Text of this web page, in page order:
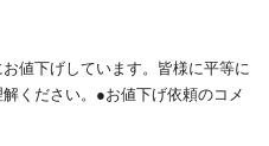
値下げしています。皆様に平等に
ください。●お値下げ依頼のコメ